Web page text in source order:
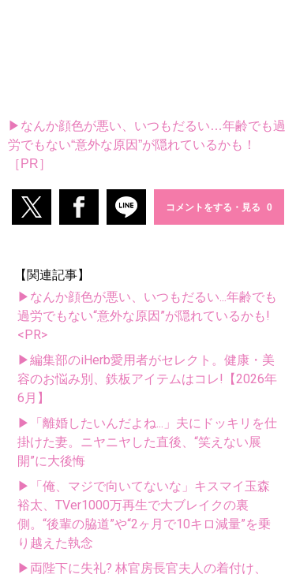
▶なんか顔色が悪い、いつもだるい…年齢でも過
労でもない“意外な原因”が隠れているかも！
［PR］
コメントをする・見る
【関連記事】
▶なんか顔色が悪い、いつもだるい...年齢でも
過労でもない“意外な原因”が隠れているかも!
<PR>
▶編集部のiHerb愛用者がセレクト。健康・美
容のお悩み別、鉄板アイテムはコレ!【2026年
6月】
▶「離婚したいんだよね...」夫にドッキリを仕
掛けた妻。ニヤニヤした直後、“笑えない展
開”に大後悔
▶「俺、マジで向いてないな」キスマイ玉森
裕太、TVer1000万再生で大ブレイクの裏
側。“後輩の脇道”や“2ヶ月で10キロ減量”を乗
り越えた執念
▶両陛下に失礼? 林官房長官夫人の着付け、